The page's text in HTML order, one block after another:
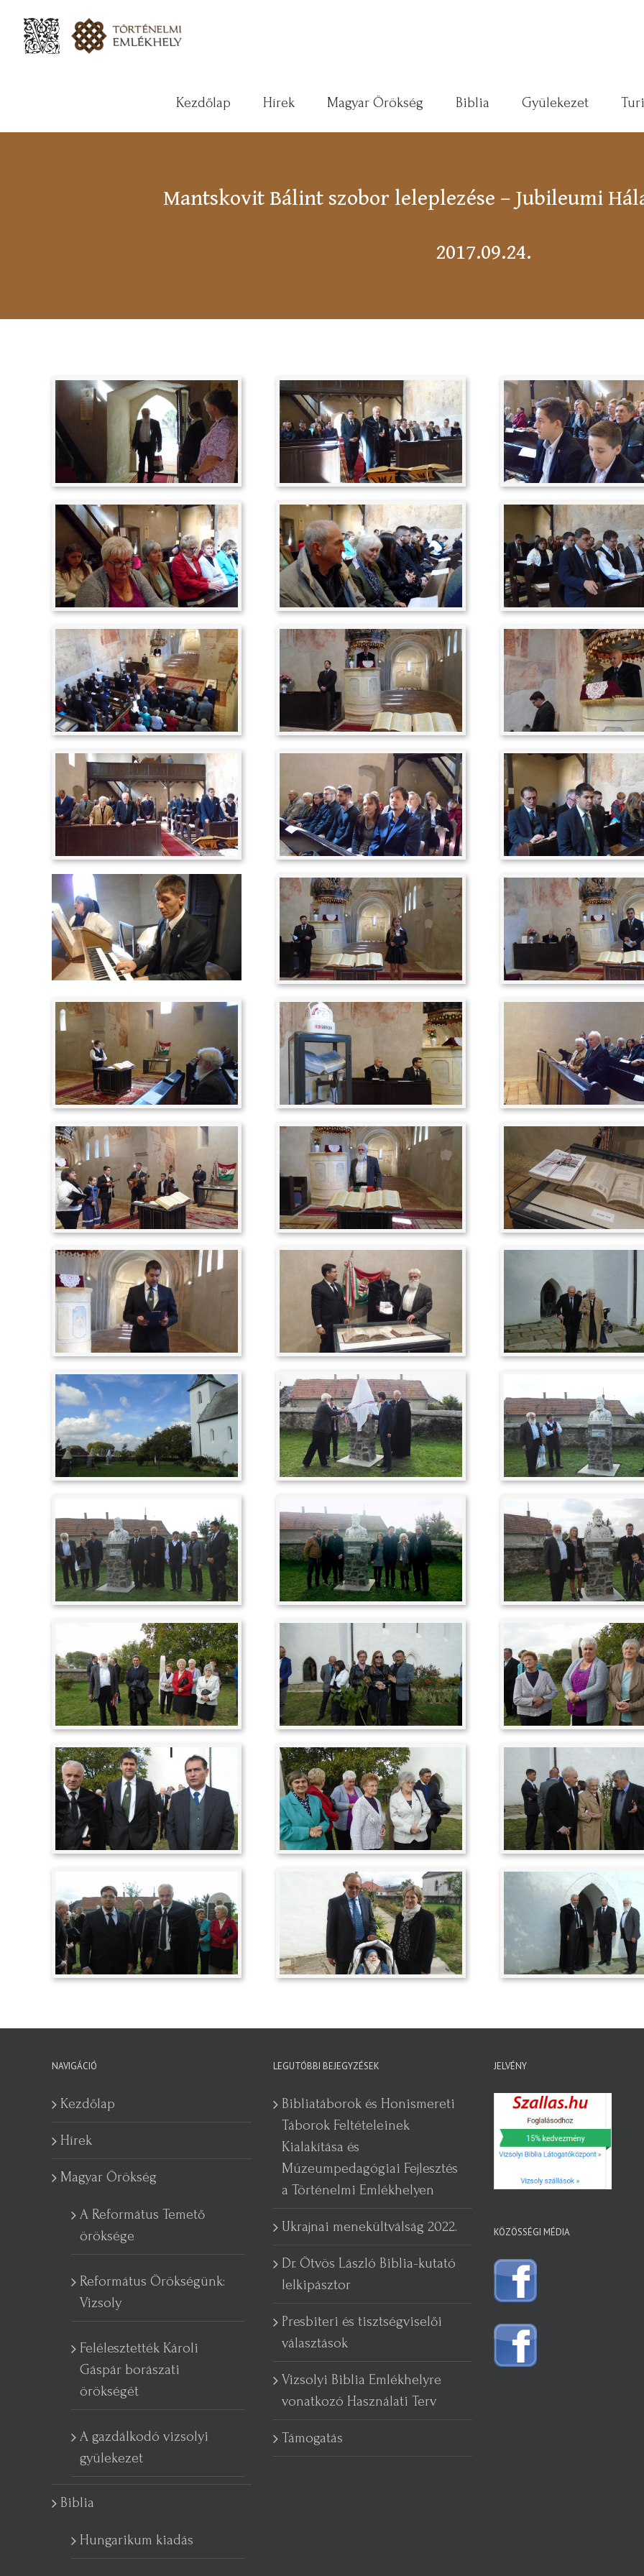
Kezdőlap Hírek Magyar Örökség Biblia Gyülekezet
Mantskovit Bálint szobor leleplezése – Jubileumi
2017.09.24.
NAVIGÁCIÓ
Kezdőlap
Hírek
Magyar Örökség
A Református Temető
öröksége
Református Örökségünk:
Vizsoly
Felélesztették Károli
Gáspár borászati
örökségét
A gazdálkodó vizsolyi
gyülekezet
Biblia
Hungarikum kiadás
LEGUTÓBBI BEJEGYZÉSEK
Bibliatáborok és Honismereti
Táborok Feltételeinek
Kialakítása és
Múzeumpedagógiai Fejlesztés
a Történelmi Emlékhelyen
Ukrajnai menekültválság 2022.
Dr. Ötvös László Biblia-kutató
lelkipásztor
Presbiteri és tisztségviselői
választások
Vizsolyi Biblia Emlékhelyre
vonatkozó Használati Terv
Támogatás
JELVÉNY
KÖZÖSSÉGI MÉDIA